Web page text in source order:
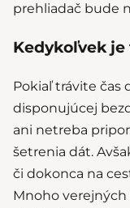
prehliadač bude
Kedykoľvek
Pokiaľ trávite čas
disponujúcej
ani netreba
šetrenia dát.
či dokonca na
Mnoho verejných